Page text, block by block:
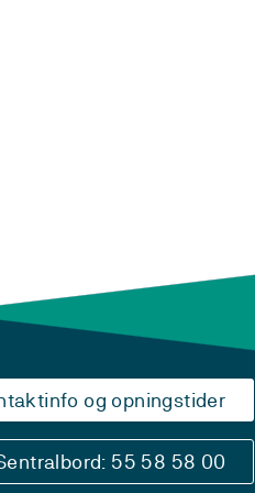
og opningstider
55 58 58 00